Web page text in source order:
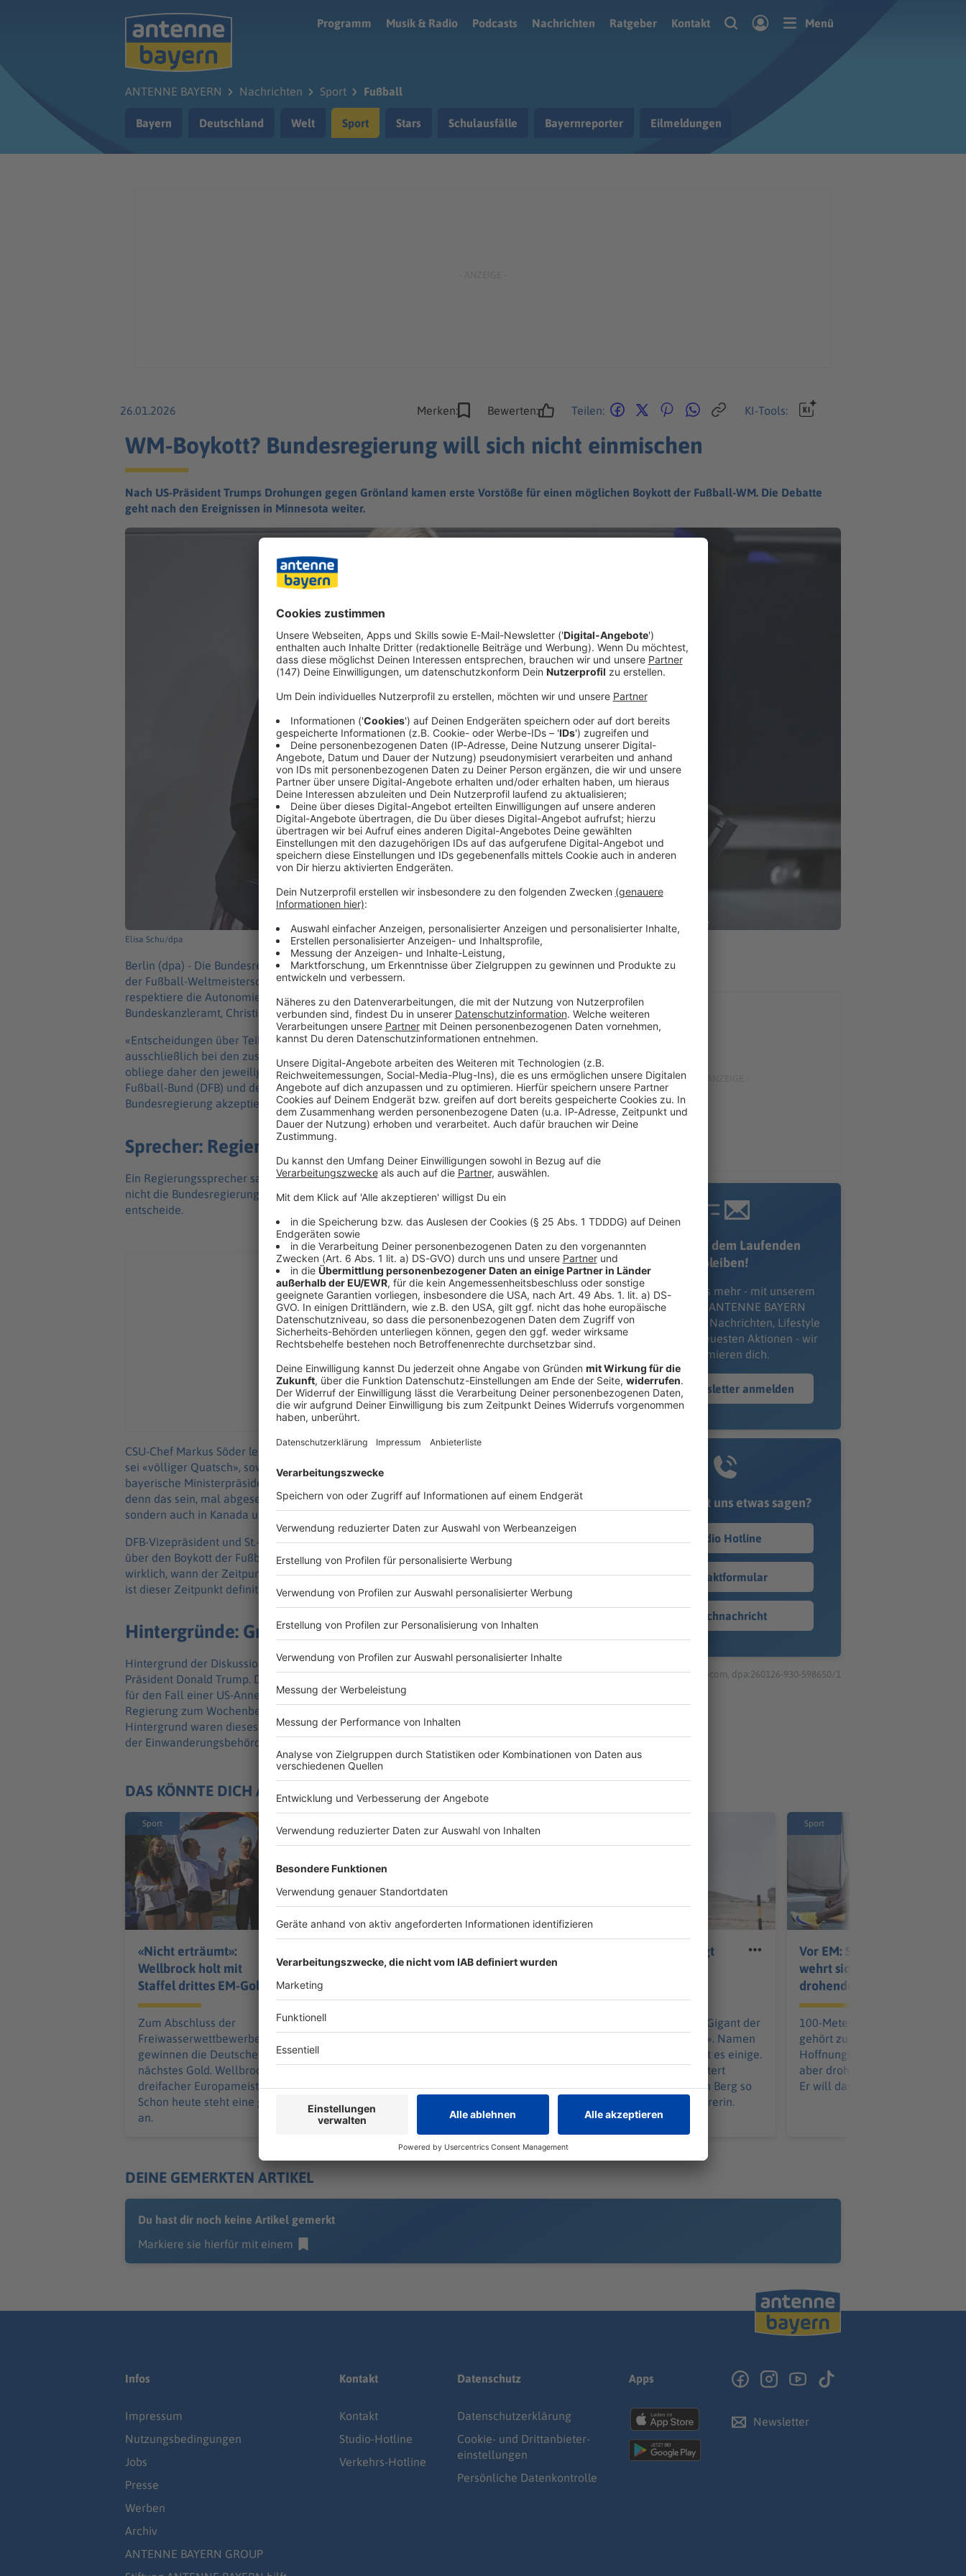
Programm
Musik & Radio Podcasts Nachrichten Ratgeber Kontakt Menü
ANTENNE BAYERN Nachrichten Sport Fußball
Bayern Deutschland Welt Sport Stars Schulausfälle Bayernreporter Eilmeldungen
26.01.2026 Merken: Bewerten: Teilen: KI-Tools:
WM-Boykott? Bundesregierung will sich nicht einmischen
Nach US-Präsident Trumps Drohungen gegen Grönland kamen erste Vorstöße für einen möglichen Boykott der Fußball-WM. Die Debatte
geht nach den Ereignissen in Minnesota weiter.
Elisa Schu/dpa
Berlin (dpa) - Die Bundesregierung hält sich aus der Debatte über einen möglichen Boykott
der Fußball-Weltmeisterschaft in den USA, Kanada und Mexiko heraus. Die Regierung
respektiere die Autonomie des Sports, sagte die zuständige Staatsministerin im
Bundeskanzleramt, Christiane Schenderlein, in Berlin.
«Entscheidungen über Teilnahme oder Boykott von Sportgroßveranstaltungen liegen
ausschließlich bei den zuständigen Sportverbänden, nicht bei der Politik.» Die Bewertung
obliege daher den jeweiligen Verbänden, fügte sie hinzu und nannte den Deutschen
Fußball-Bund (DFB) und den Weltfußballverband FIFA. «Diese Einschätzung wird die
Bundesregierung akzeptieren.»
Sprecher: Regierung entscheidet nicht über Teilnahme
Ein Regierungssprecher sagte, auch wenn es die deutsche Nationalmannschaft sei, sei es
nicht die Bundesregierung, die über die Teilnahme der Mannschaft an Wettbewerben
entscheide.
CSU-Chef Markus Söder lehnt einen WM-Boykott der deutschen Nationalmannschaft ab. Dies
sei «völliger Quatsch», sowohl im Interesse der Sportler als auch außenpolitisch, sagte der
bayerische Ministerpräsident nach einer Sitzung des Parteivorstands in München. «Was soll
denn das sein, mal abgesehen davon, dass die Fußball-WM nicht nur in den USA stattfindet,
sondern auch in Kanada und in Mexiko.»
DFB-Vizepräsident und St.-Pauli-Clubchef Oke Göttlich hatte mindestens eine Diskussion
über den Boykott der Fußball-WM in den USA, Kanada und Mexiko gefordert. «Ich frage mich
wirklich, wann der Zeitpunkt ist, darüber konkret nachzudenken und zu reden. Und für mich
ist dieser Zeitpunkt definitiv gekommen», sagte er «Hamburger Morgenpost».
Hintergründe: Grönland und Situation in den USA
Hintergrund der Diskussion sind die aktuellen Entwicklungen in den USA und die Politik von
Präsident Donald Trump. Der CDU-Außenpolitiker Jürgen Hardt hatte die Idee eines Boykotts
für den Fall einer US-Annexion Grönlands ins Spiel gebracht. In Berlin wurden Sprecher der
Regierung zum Wochenbeginn von Journalisten erneut nach dem Thema gefragt.
Hintergrund waren dieses Mal die tödlichen Schüsse auf einen US-Bürger bei einem Einsatz
der Einwanderungsbehörde ICE in Minneapolis.
Immer auf dem Laufenden
bleiben!
Verpass' nichts mehr - mit unserem
kostenlosen ANTENNE BAYERN
Newsletter. Ob Nachrichten, Lifestyle
oder unsere neuesten Aktionen - wir
informieren dich.
Zum Newsletter anmelden
Du möchtest uns etwas sagen?
Studio Hotline
Kontaktformular
Sprachnachricht
© dpa-infocom, dpa:260126-930-598650/1
DAS KÖNNTE DICH AUCH INTERESSIEREN
Sport
«Nicht erträumt»:
Wellbrock holt mit
Staffel drittes EM-Gold
Zum Abschluss der
Freiwasserwettbewerbe bei der EM
gewinnen die Deutschen ihr
nächstes Gold. Wellbrock sticht als
dreifacher Europameister heraus.
Schon heute steht eine große Reise
an.
Zahlungen an Ex-
Infantino
erklärt den Vorgang.
Polnische Fahrerin siegt
«Berg des Schreckens», «Gigant der
Provence», «kahler Riese». Namen
für den Mont Ventoux gibt es einige.
Bei der Frauen-Tour meistert
Niewiadoma-Phinney den Berg so
gut wie keine andere Fahrerin.
Sport
Vor EM: Sprint-Ass Ansah
wehrt sich gegen
drohende Sperre
100-Meter-Rekordler Owen
gehört zu den deutschen
Hoffnungsträgern bei der EM.
aber droht ihm eine lange
Er will das nicht hinnehmen.
DEINE GEMERKTEN ARTIKEL
Du hast dir noch keine Artikel gemerkt
Markiere sie hierfür mit einem
Infos
Impressum
Nutzungsbedingungen
Jobs
Presse
Werben
Archiv
ANTENNE BAYERN GROUP
Kontakt
Kontakt
Studio-Hotline
Verkehrs-Hotline
Datenschutz
Datenschutz­erklärung
Cookie- und Drittanbieter-
einstellungen
Persönliche Datenkontrolle
Apps
Newsletter